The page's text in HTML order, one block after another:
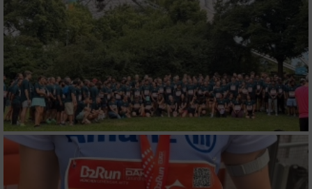
Verwendung von Profilen zur Auswahl
personalisierter Inhalte
Messung der Werbeleistung
Messung der Performance von Inhalten
Analyse von Zielgruppen durch Statistiken
oder Kombinationen von Daten aus
verschiedenen Quellen